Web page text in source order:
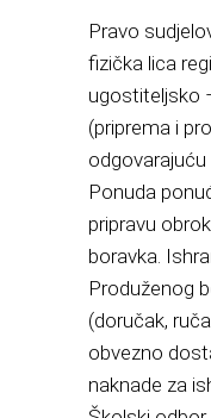
Pravo
fizička lica
ugostiteljsko
(priprema i
Ponuda
pripravu
boravka.
Produženog
(doručak,
obvezno
naknade za